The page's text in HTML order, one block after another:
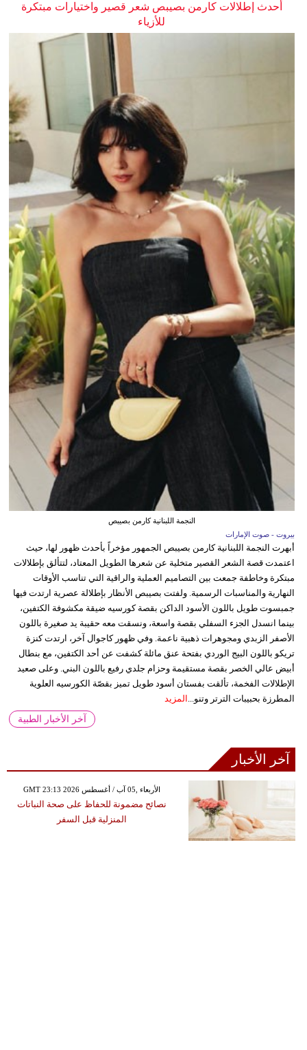
أحدث إطلالات كارمن بصيبص شعر قصير واختيارات مبتكرة
للأزياء
النجمة اللبنانية كارمن بصيبص
بيروت - صوت الإمارات
أبهرت النجمة اللبنانية كارمن بصيبص الجمهور مؤخراً بأحدث ظهور لها، حيث
اعتمدت قصة الشعر القصير متخلية عن شعرها الطويل المعتاد، لتتألق بإطلالات
مبتكرة وخاطفة جمعت بين التصاميم العملية والراقية التي تناسب الأوقات
النهارية والمناسبات الرسمية. ولفتت بصيبص الأنظار بإطلالة عصرية ارتدت فيها
جمبسوت طويل باللون الأسود الداكن بقصة كورسيه ضيقة مكشوفة الكتفين،
بينما انسدل الجزء السفلي بقصة واسعة، ونسقت معه حقيبة يد صغيرة باللون
الأصفر الزبدي ومجوهرات ذهبية ناعمة. وفي ظهور كاجوال آخر، ارتدت كنزة
تريكو باللون البيج الوردي بفتحة عنق مائلة كشفت عن أحد الكتفين، مع بنطال
أبيض عالي الخصر بقصة مستقيمة وحزام جلدي رفيع باللون البني. وعلى صعيد
الإطلالات الفخمة، تألقت بفستان أسود طويل تميز بقصّة الكورسيه العلوية
المطرزة بحبيبات الترتر وتنو... المزيد
آخر الأخبار الطبية
آخر الأخبار
GMT 23:13 2026 الأربعاء ,05 آب / أغسطس
نصائح مضمونة للحفاظ على صحة النباتات
المنزلية قبل السفر